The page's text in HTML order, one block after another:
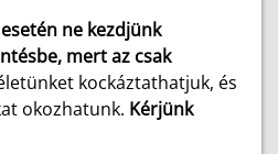
ne kezdjünk
mert az csak
kockáztathatjuk, és
okozhatunk. Kérjünk